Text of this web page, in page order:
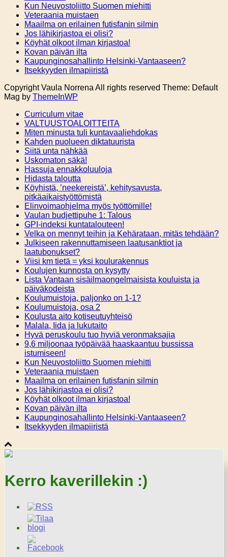
Kun Neuvostoliitto Suomen miehitti
Veteraania muistaen
Maailma on erilainen futisfanin silmin
Jos lähikirjastoa ei olisi?
Köyhät olkoot ilman kirjastoa!
Kovan päivän ilta
Kaupunginosahallinto Helsinki-Vantaaseen?
Itsekkyyden ilmapiiristä
Copyright Vaula Norrena All rights reserved Theme: Default
Mag by ThemeInWP
Curriculum vitae
VALTUUSTOALOITTEITA
Miten minusta tuli kuntavaaliehdokas
Kahden puolueen diktatuurista
Siitä unta nähkää
Uskomaton säkä!
Hassuja ennakkoluuloja
Hidasta taloutta
Köyhistä, ’neekereistä’, kehitysavusta,
pitkäaikaistyöttömistä
Elinvoimaohjelma myös työttömille!
Vaulan budjettipuhe 1: Talous
GPI-indeksi kuntatalouteen!
Velka on mennyt teihin ja Kehärataan, mitäs tehdään?
Julkiseen rakennuttamiseen laatusanktiot ja
laatubonukset?
Viisi km tietä = yksi koulurakennus
Koulujen kunnosta on kysytty
Lista Vantaan sisäilmaongelmaisista kouluista ja
päiväkodeista
Koulumuistoja, paljonko on 1-1?
Koulumuistoja, osa 2
Koulusta aito kotiseutuyhteisö
Malala, Iida ja lukutaito
Hyvä peruskoulu tuo hyviä veronmaksajia
9,6 miljoonaa työpäivää haaskaantuu bussissa
istumiseen!
Kun Neuvostoliitto Suomen miehitti
Veteraania muistaen
Maailma on erilainen futisfanin silmin
Jos lähikirjastoa ei olisi?
Köyhät olkoot ilman kirjastoa!
Kovan päivän ilta
Kaupunginosahallinto Helsinki-Vantaaseen?
Itsekkyyden ilmapiiristä
Kerro kaverillekin :)